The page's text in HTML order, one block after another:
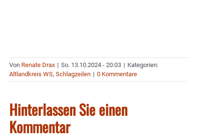
Von Renate Drax | So. 13.10.2024 - 20:03 | Kategorien:
Altlandkreis WS, Schlagzeilen | 0 Kommentare
Hinterlassen Sie einen
Kommentar